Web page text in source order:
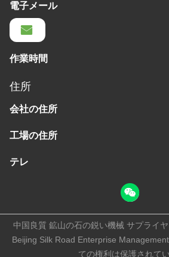
電子メール
作業時間
住所
会社の住所
工場の住所
テレ
中国良質 鉱山の石の鋭い機械 サプライ
Beijing Silk Road Enterprise
ての権利は保護されて